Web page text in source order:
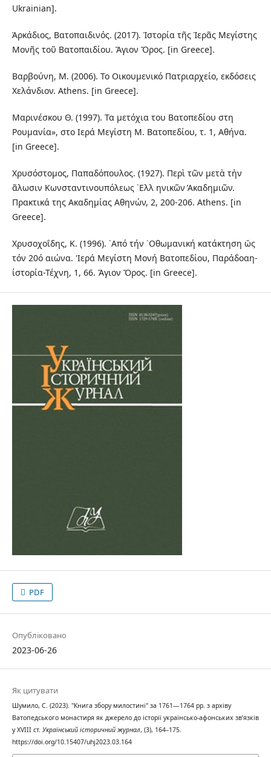
Ukrainian].
Ἀρκάδιος, Βατοπαιδινός. (2017). Ἱστορία τῆς Ἱερᾶς Μεγίστης
Μονῆς τοῦ Βατοπαιδίου. Ἅγιον Ὄρος. [in Greece].
Βαρβούνη, Μ. (2006). Το Οικουμενικό Πατριαρχείο, εκδόσεις
Χελάνδιον. Athens. [in Greece].
Μαρινέσκου Θ. (1997). Τα μετόχια του Βατοπεδίου στη
Ρουμανία», στο Ιερά Μεγίστη Μ. Βατοπεδίου, τ. 1, Αθήνα.
[in Greece].
Χρυσόστομος, Παπαδόπουλος. (1927). Περὶ τῶν μετὰ τὴν
ᾶλωσιν Κωνσταντινουπόλεως ῾Ελλ ηνικῶν ̓Ακαδημιῶν.
Πρακτικά της Ακαδημίας Αθηνών, 2, 200-206. Athens. [in
Greece].
Χρυσοχοΐδης, Κ. (1996). ᾿Από τήν ᾿Οθωμανική κατάκτηση ὥς
τόν 20ό αιώνα. 'Ιερά Μεγίστη Μονή Βατοπεδίου, Παράδοαη-
ίστορία-Τέχνη, 1, 66. Ἅγιον Ὄρος. [in Greece].
PDF
Опубліковано
2023-06-26
Як цитувати
Шумило, С. (2023). "Книга збору милостині" за 1761—1764 рр. з архіву
Ватопедського монастиря як джерело до історії українсько-афонських зв’язків
у XVIII ст. Український історичний журнал, (3), 164–175.
https://doi.org/10.15407/uhj2023.03.164